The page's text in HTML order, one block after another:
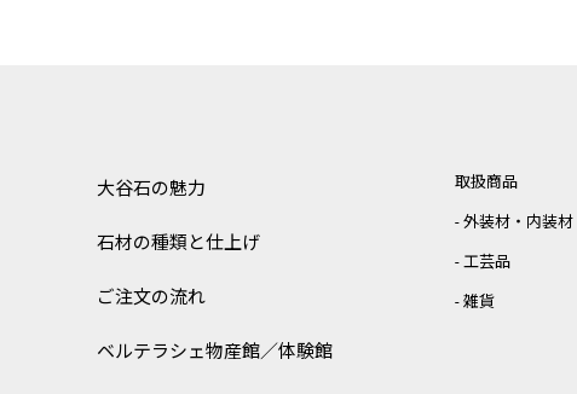
大谷石の魅力
石材の種類と仕上げ
ご注文の流れ
ベルテラシェ物産館／体験館
取扱商品
外装材・内装材
工芸品
雑貨